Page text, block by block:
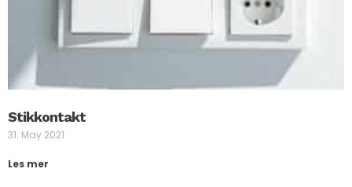
Stikkontakt
31. May 2021
Les mer